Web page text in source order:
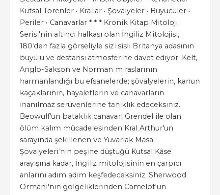
Kutsal Törenler • Krallar • Şövalyeler • Büyücüler •
Periler • Canavarlar * * * Kronik Kitap Mitoloji
Serisi'nin altıncı halkası olan İngiliz Mitolojisi,
180'den fazla görseliyle sizi sisli Britanya adasının
büyülü ve destansı atmosferine davet ediyor. Kelt,
Anglo-Sakson ve Norman miraslarının
harmanlandığı bu efsanelerde; şövalyelerin, kanun
kaçaklarının, hayaletlerin ve canavarların
inanılmaz serüvenlerine tanıklık edeceksiniz.
Beowulf'un bataklık canavarı Grendel ile olan
ölüm kalım mücadelesinden Kral Arthur'un
sarayında şekillenen ve Yuvarlak Masa
Şövalyeleri'nin peşine düştüğü Kutsal Kâse
arayışına kadar, İngiliz mitolojisinin en çarpıcı
anlarını adım adım keşfedeceksiniz. Sherwood
Ormanı'nın gölgeliklerinden Camelot'un